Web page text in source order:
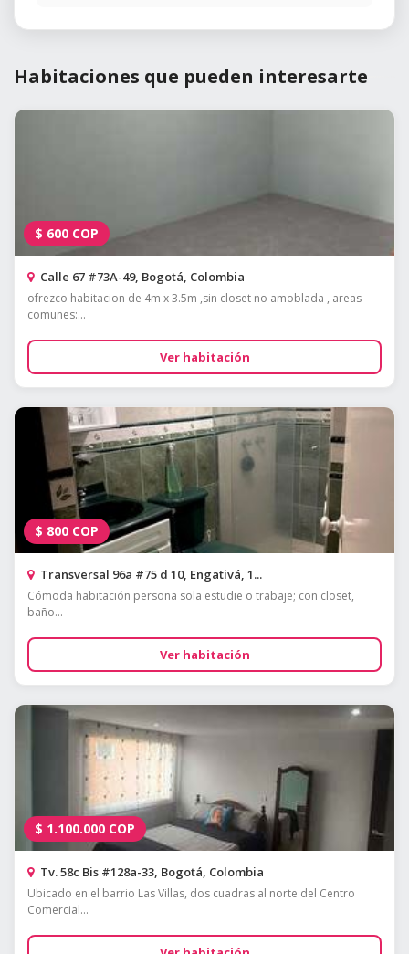
Habitaciones que pueden interesarte
$ 600 COP
Calle 67 #73A-49, Bogotá, Colombia
ofrezco habitacion de 4m x 3.5m ,sin closet no amoblada , areas
comunes:...
Ver habitación
$ 800 COP
Transversal 96a #75 d 10, Engativá, 1...
Cómoda habitación persona sola estudie o trabaje; con closet,
baño...
Ver habitación
$ 1.100.000 COP
Tv. 58c Bis #128a-33, Bogotá, Colombia
Ubicado en el barrio Las Villas, dos cuadras al norte del Centro
Comercial...